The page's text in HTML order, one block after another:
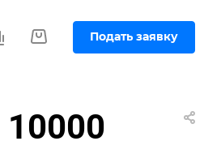
Подать заявку
10000